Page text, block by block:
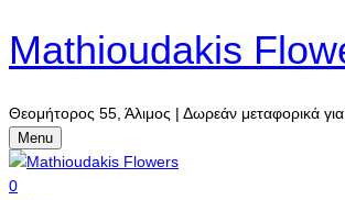
Mathioudakis
Θεομήτορος 55, Άλιμος | Δωρεάν μεταφορικά
Menu
0